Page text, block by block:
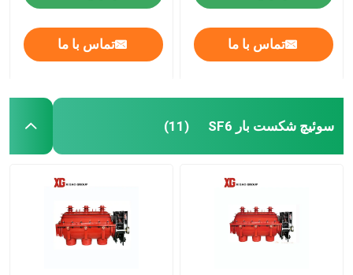
تماس با ما تماس با ما
سوئیچ شکست بار SF6 (11)